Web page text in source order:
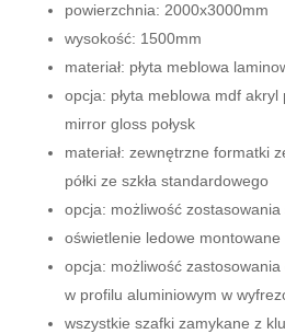
powierzchnia: 2000x3000mm
wysokość: 1500mm
materiał: płyta meblowa
opcja: płyta meblowa mdf akryl
mirror gloss połysk
materiał: zewnętrzne formatki
półki ze szkła standardowego
opcja: możliwość zostasowania
oświetlenie ledowe montowane
opcja: możliwość
w profilu aluminiowym w
wszystkie szafki zamykane z